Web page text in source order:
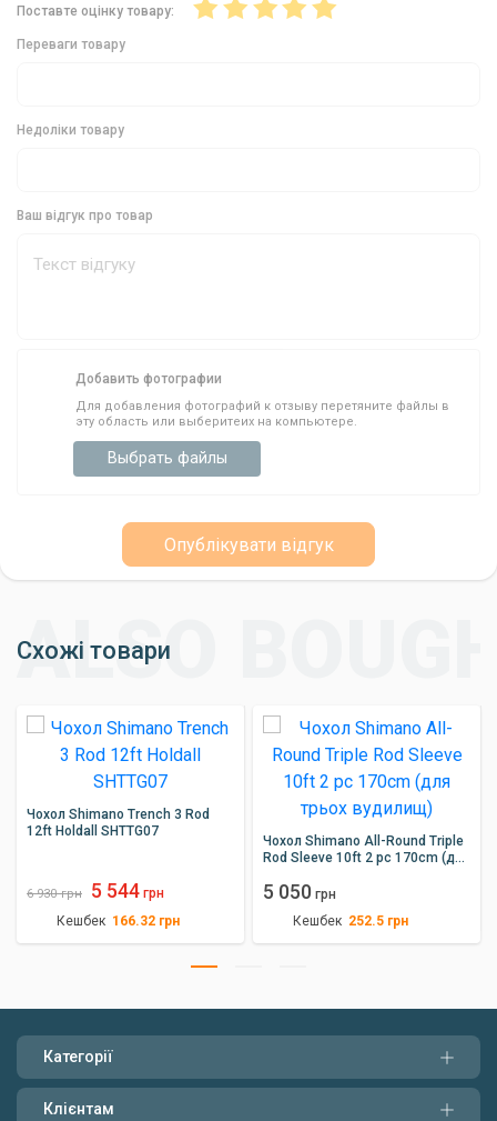
Чохол Shimano Rod/Reel Case 148 см -
Поставте оцінку товару:
Переваги товару
Недоліки товару
Ваш відгук про товар
Добавить фотографии
Для добавления фотографий к отзыву перетяните файлы в
эту область или выберитеих на компьютере.
Выбрать файлы
Опублікувати відгук
Схожі товари
Чохол Shimano Trench 3 Rod
12ft Holdall SHTTG07
6 930 грн 5 544 грн
Кешбек 166.32 грн
Чохол Shimano All-Round Triple
Rod Sleeve 10ft 2 pc 170cm (для
5 050 грн
Кешбек 252.5 грн
Категорії
Клієнтам